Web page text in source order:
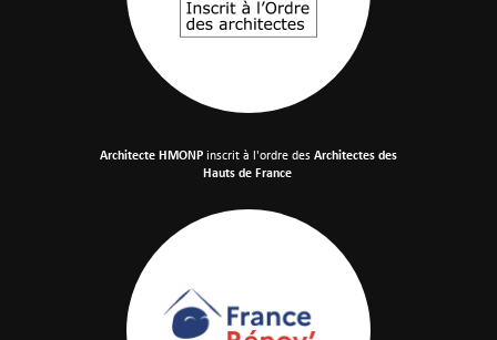
Architecte HMONPinscrit à l'ordre desArchitectes des
Hauts de France